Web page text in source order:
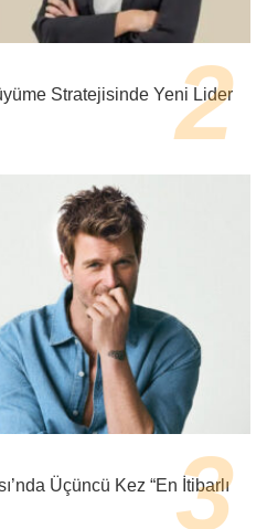
Stratejisinde Yeni Lider
Üçüncü Kez “En İtibarlı